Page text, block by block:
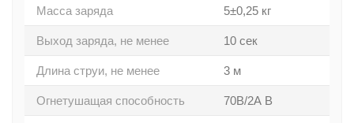
Масса заряда 5±0,25 кг
Выход заряда, не менее 10 сек
Длина струи, не менее 3 м
Огнетушащая способность 70В/2А В